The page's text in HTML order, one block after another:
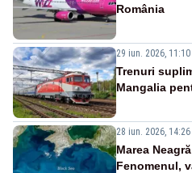
România
29 iun. 2026, 11:10
Trenuri
Mangalia
28 iun. 2026, 14:26
Marea
Fenomenul,